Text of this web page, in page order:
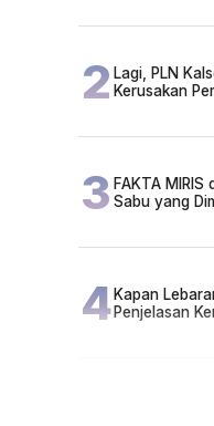
2 Lagi, PLN
Kerusakan
3 FAKTA MIRIS
Sabu yang
4Kapan
Penjelasan